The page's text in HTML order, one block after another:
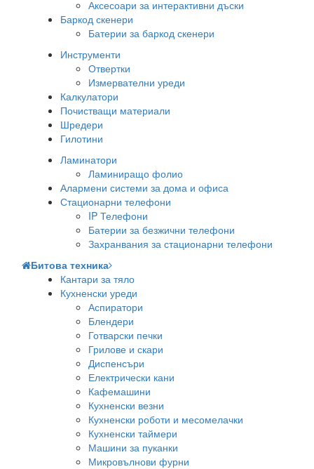
Аксесоари за интерактивни дъски
Баркод скенери
Батерии за баркод скенери
Инструменти
Отвертки
Измервателни уреди
Калкулатори
Почистващи материали
Шредери
Гилотини
Ламинатори
Ламиниращо фолио
Алармени системи за дома и офиса
Стационарни телефони
IP Телефони
Батерии за безжични телефони
Захранвания за стационарни телефони
Битова техника
Кантари за тяло
Кухненски уреди
Аспиратори
Блендери
Готварски печки
Грилове и скари
Диспенсъри
Електрически кани
Кафемашини
Кухненски везни
Кухненски роботи и месомелачки
Кухненски таймери
Машини за пуканки
Микровълнови фурни